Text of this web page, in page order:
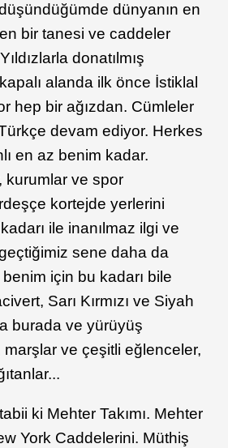
dünyanın en
bir tanesi ve caddeler
donatılmış
alanda ilk önce İstiklal
hep bir ağızdan. Cümleler
devam ediyor. Herkes
en az benim kadar.
kurumlar ve spor
kortejde yerlerini
ile inanılmaz ilgi ve
sene daha da
benim için bu kadarı bile
Sarı Kırmızı ve Siyah
burada ve yürüyüş
marşlar ve çeşitli eğlenceler,
ki Mehter Takımı. Mehter
York Caddelerini. Müthiş